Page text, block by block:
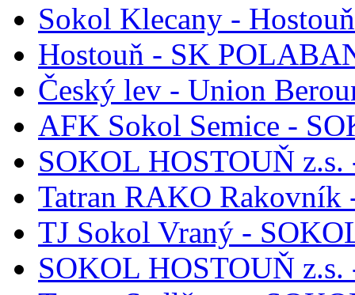
Sokol Klecany - Hostouň
Hostouň - SK
Český lev - Union
AFK Sokol Semice -
SOKOL HOSTOUŇ
Tatran RAKO Rakovník
TJ Sokol Vraný -
SOKOL HOSTOUŇ